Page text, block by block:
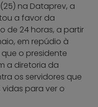
na Dataprev, a
a favor da
de 24 horas, a partir
em repúdio à
o presidente
a diretoria da
os servidores que
para ver o